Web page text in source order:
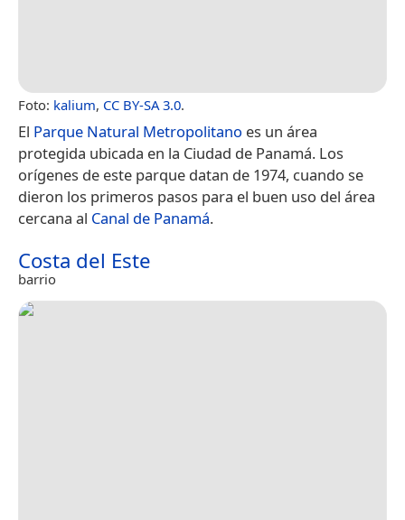
Foto: kalium, CC BY-SA 3.0.
El Parque Natural Metropolitano es un área
protegida ubicada en la Ciudad de Panamá. Los
orígenes de este parque datan de 1974, cuando se
dieron los primeros pasos para el buen uso del área
cercana al Canal de Panamá.
Costa del Este
barrio